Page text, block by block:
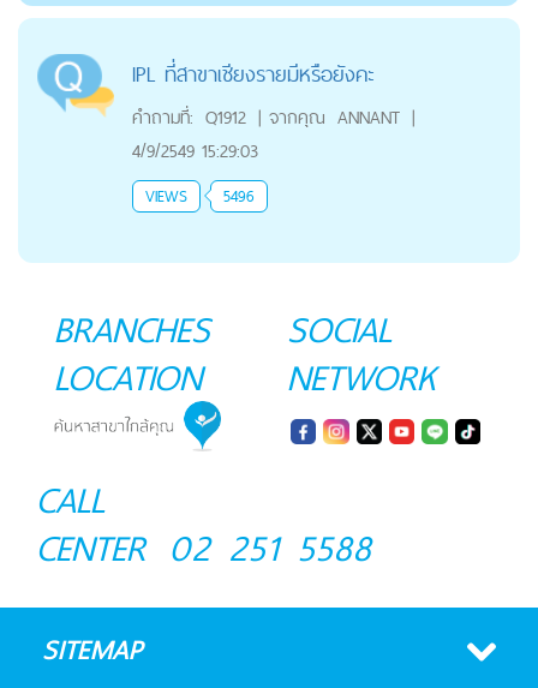
IPL ที่สาขาเชียงรายมีหรือยังคะ
คำถามที่: Q1912 | จากคุณ ANNANT |
4/9/2549 15:29:03
VIEWS 5496
BRANCHES
LOCATION
SOCIAL
NETWORK
CALL
CENTER 02 251 5588
SITEMAP